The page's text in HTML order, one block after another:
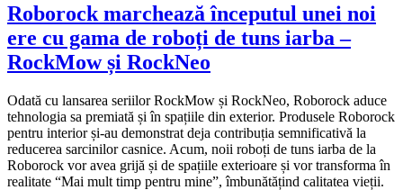
Roborock marchează începutul unei noi
ere cu gama de roboți de tuns iarba –
RockMow și RockNeo
Odată cu lansarea seriilor RockMow și RockNeo, Roborock aduce
tehnologia sa premiată și în spațiile din exterior. Produsele Roborock
pentru interior și-au demonstrat deja contribuția semnificativă la
reducerea sarcinilor casnice. Acum, noii roboți de tuns iarba de la
Roborock vor avea grijă și de spațiile exterioare și vor transforma în
realitate “Mai mult timp pentru mine”, îmbunătățind calitatea vieții.